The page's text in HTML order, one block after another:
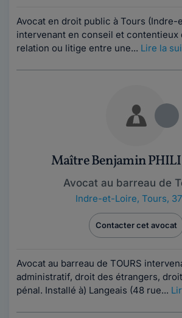
Avocat en droit public à Tours (Indre-
intervenant en conseil et contentieux
relation ou litige entre une... Lire la
Maître Benjamin
Avocat au barreau de
Indre-et-Loire, Tours,
Contacter cet avocat
Avocat au barreau de TOURS
administratif, droit des étrangers,
pénal. Installé à) Langeais (48 rue...